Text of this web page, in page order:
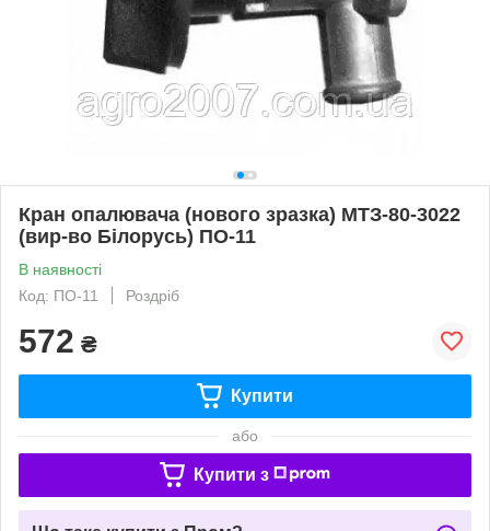
Кран опалювача (нового зразка) МТЗ-80-3022
(вир-во Білорусь) ПО-11
В наявності
Код: ПО-11
Роздріб
572 ₴
Купити
або
Купити з